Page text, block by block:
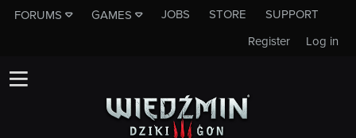
FORUMS GAMES JOBS STORE
SUPPORT
Log in
Register